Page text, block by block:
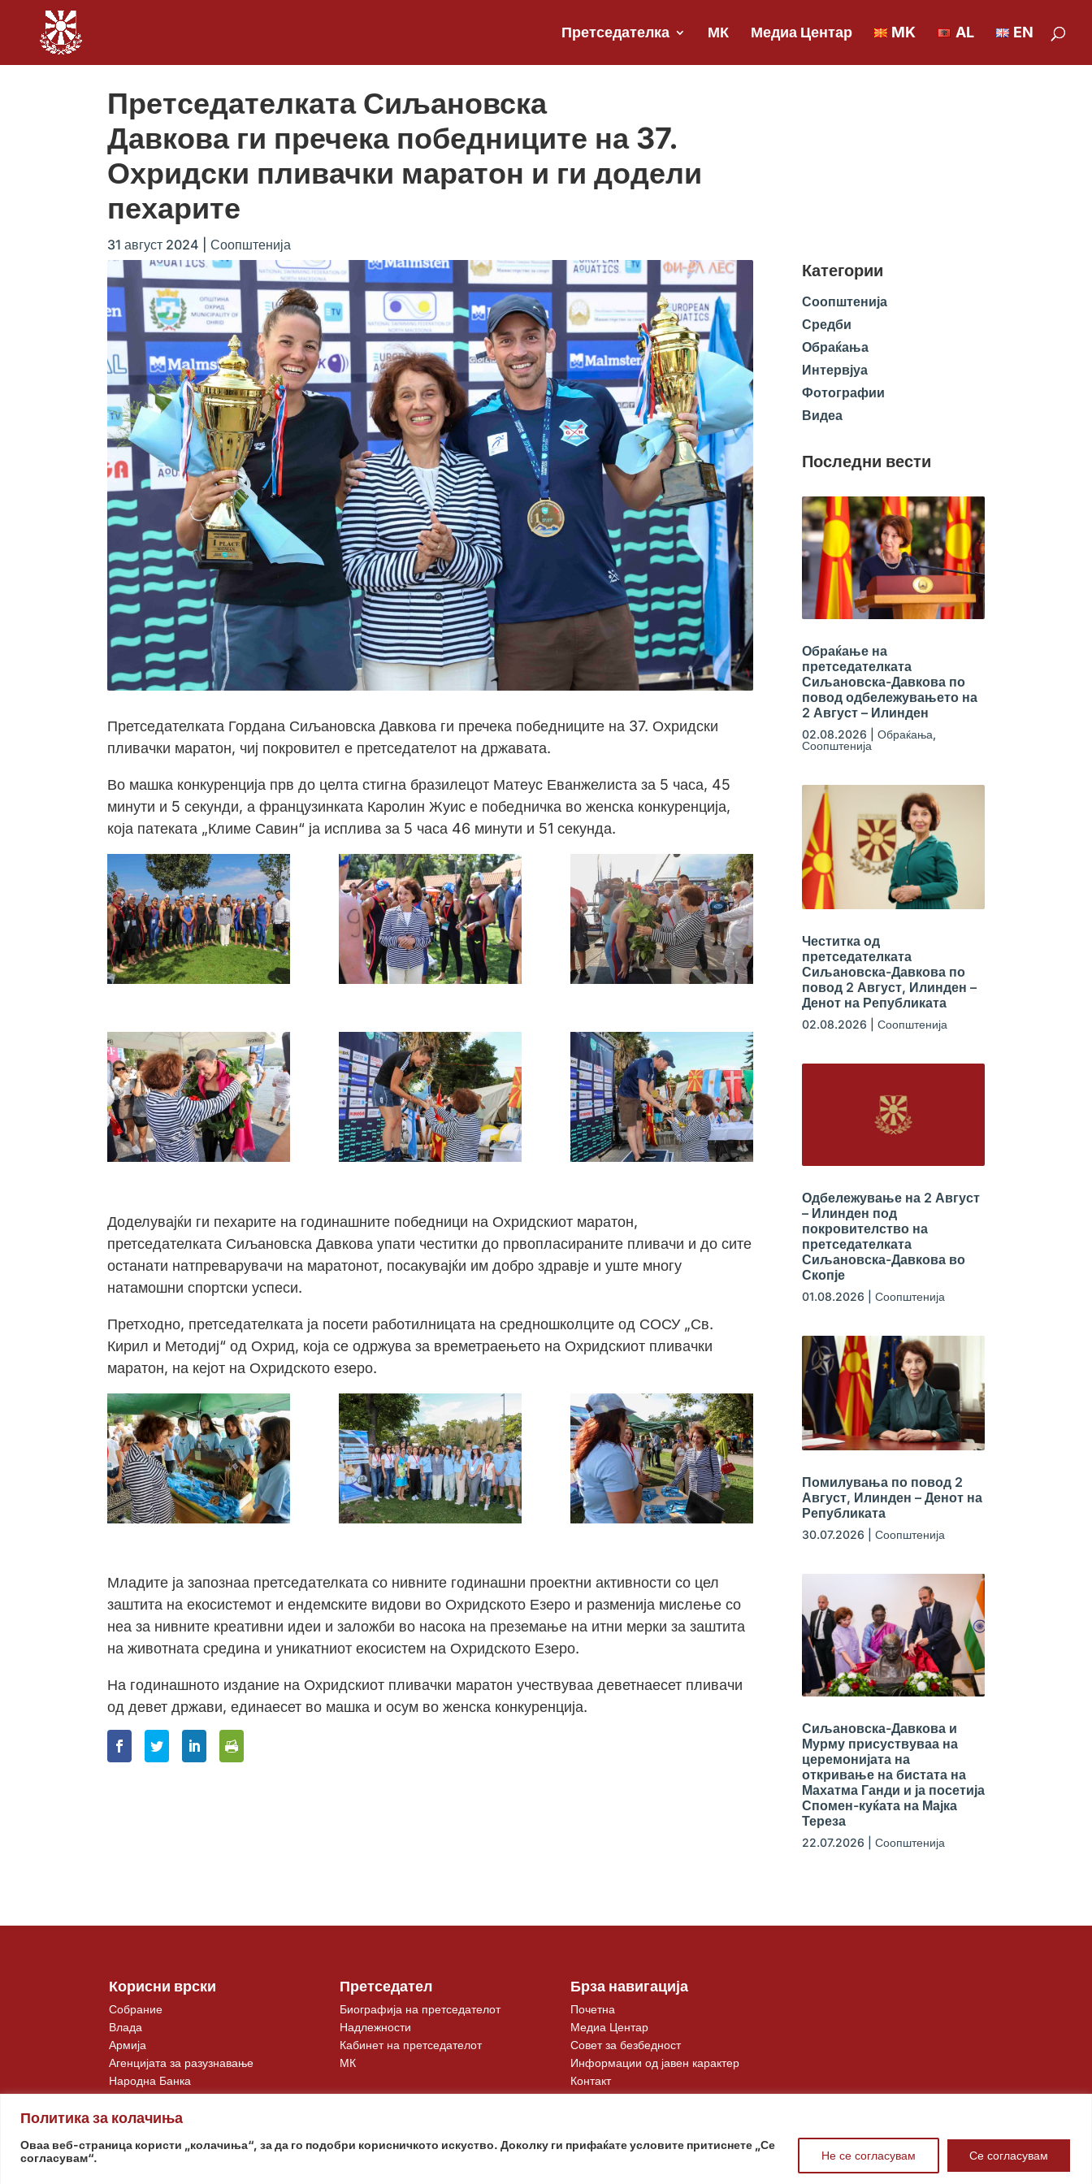
Политика за колачиња
Оваа веб-страница користи „колачиња“, за да го подобри корисничкото искуство. Доколку ги прифаќате условите притиснете „Се
согласувам“.
Не се согласувам Се согласувам
Претседателка МК Медиа Центар MK AL EN
Претседателката Сиљановска
Давкова ги пречека победниците на 37.
Охридски пливачки маратон и ги додели
пехарите
31 август 2024 Соопштенија
Претседателката Гордана Сиљановска Давкова ги пречека победниците на 37. Охридски
пливачки маратон, чиј покровител е претседателот на државата.
Во машка конкуренција прв до целта стигна бразилецот Матеус Еванжелиста за 5 часа, 45
минути и 5 секунди, а французинката Каролин Жуис е победничка во женска конкуренција,
која патеката „Климе Савин“ ја исплива за 5 часа 46 минути и 51 секунда.
Доделувајќи ги пехарите на годинашните победници на Охридскиот маратон,
претседателката Сиљановска Давкова упати честитки до првопласираните пливачи и до сите
останати натпреварувачи на маратонот, посакувајќи им добро здравје и уште многу
натамошни спортски успеси.
Претходно, претседателката ја посети работилницата на средношколците од СОСУ „Св.
Кирил и Методиј“ од Охрид, која се одржува за времетраењето на Охридскиот пливачки
маратон, на кејот на Охридското езеро.
Младите ја запознаа претседателката со нивните годинашни проектни активности со цел
заштита на екосистемот и ендемските видови во Охридското Езеро и разменија мислење со
неа за нивните креативни идеи и заложби во насока на преземање на итни мерки за заштита
на животната средина и уникатниот екосистем на Охридското Езеро.
На годинашното издание на Охридскиот пливачки маратон учествуваа деветнаесет пливачи
од девет држави, единаесет во машка и осум во женска конкуренција.
Категории
Соопштенија
Средби
Обраќања
Интервјуа
Фотографии
Видеа
Последни вести
Обраќање на
претседателката
Сиљановска-Давкова по
повод одбележувањето на
2 Август – Илинден
02.08.2026 Обраќања,
Соопштенија
Честитка од
претседателката
Сиљановска-Давкова по
повод 2 Август, Илинден –
Денот на Републиката
02.08.2026 Соопштенија
Одбележување на 2 Август
– Илинден под
покровителство на
претседателката
Сиљановска-Давкова во
Скопје
01.08.2026 Соопштенија
Помилувања по повод 2
Август, Илинден – Денот на
Републиката
30.07.2026 Соопштенија
Сиљановска-Давкова и
Мурму присуствуваа на
церемонијата на
откривање на бистата на
Махатма Ганди и ја посетија
Спомен-куќата на Мајка
Тереза
22.07.2026 Соопштенија
Корисни врски
Собрание
Влада
Армија
Агенцијата за разузнавање
Народна Банка
Претседател
Биографија на претседателот
Надлежности
Кабинет на претседателот
МК
Брза навигација
Почетна
Медиа Центар
Совет за безбедност
Информации од јавен карактер
Контакт